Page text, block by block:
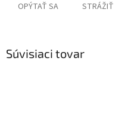
OPÝTAŤ SA STRÁŽIŤ
Súvisiaci tovar